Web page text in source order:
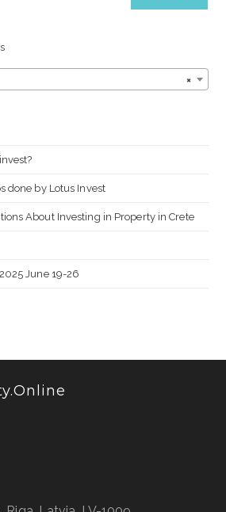
×
done by Lotus Invest
About Investing in Property in Crete
June 19-26